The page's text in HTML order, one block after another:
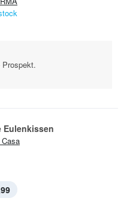
Eulenkissen